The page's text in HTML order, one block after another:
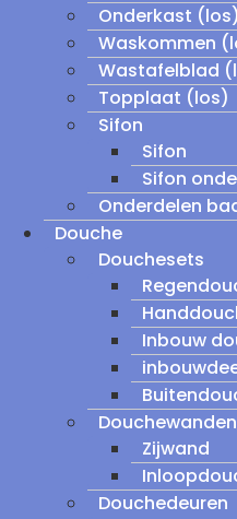
Onderkast (los)
Waskommen
Wastafelblad
Topplaat (los)
Sifon
Sifon
Sifon
Onderdelen
Douche
Douchesets
Inbouw
Douchewanden
Zijwand
Douchedeuren